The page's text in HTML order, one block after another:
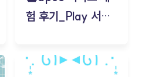
험 후기_Play 서비
김태현